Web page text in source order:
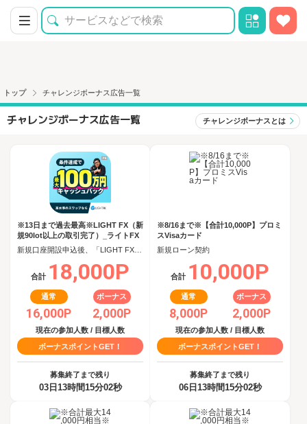
トップ チャレンジボーナス広告一覧
チャレンジボーナス広告一覧 チャレンジボーナスとは
※13日まで過去最高※LIGHT FX（新
規90lot以上の取引完了）_ライトFX
合計 18,000P
通常
16,000P
ボーナス
2,000P
現在の参加人数 / 目標人数
ボーナスポイントGET！
募集終了まで残り
03日13時間15分02秒
※8/16まで※【合計10,000P】プロミ
スVisaカード
新規ローン契約
合計 10,000P
通常
8,000P
ボーナス
2,000P
現在の参加人数 / 目標人数
ボーナスポイントGET！
募集終了まで残り
06日13時間15分02秒